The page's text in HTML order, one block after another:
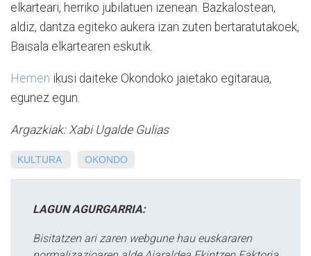
elkarteari, herriko jubilatuen izenean. Bazkalostean,
aldiz, dantza egiteko aukera izan zuten bertaratutakoek,
Baisala elkartearen eskutik.
Hemen ikusi daiteke Okondoko jaietako egitaraua,
egunez egun.
Argazkiak: Xabi Ugalde Gulias
KULTURA OKONDO
LAGUN AGURGARRIA:
Bisitatzen ari zaren webgune hau euskararen